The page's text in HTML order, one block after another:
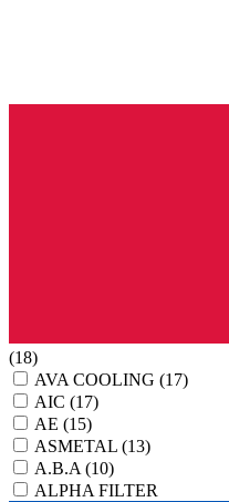
(18)
AVA COOLING (17)
AIC (17)
AE (15)
ASMETAL (13)
A.B.A (10)
ALPHA FILTER